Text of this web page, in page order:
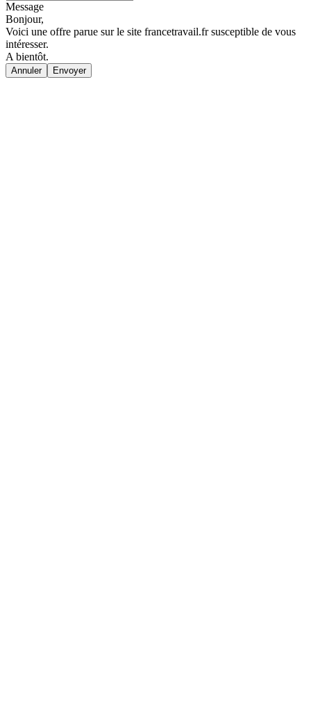
Message
Bonjour,
Voici une offre parue sur le site francetravail.fr susceptible de vous
intéresser.
A bientôt.
Annuler